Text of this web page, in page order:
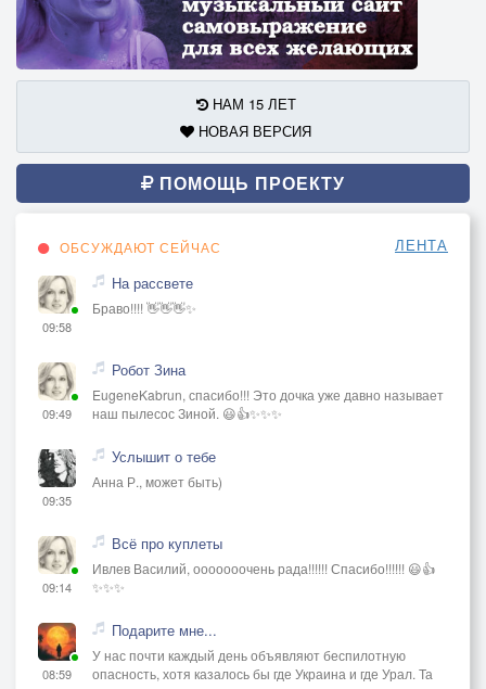
НАМ 15 ЛЕТ
НОВАЯ ВЕРСИЯ
ПОМОЩЬ ПРОЕКТУ
ОБСУЖДАЮТ СЕЙЧАС ЛЕНТА
09:58
На рассвете
Браво!!!! 👋👋👋✨
09:49
Робот Зина
EugeneKabrun, спасибо!!! Это дочка уже давно называет
наш пылесос Зиной. 😃👍✨✨✨
09:35
Услышит о тебе
Анна Р., может быть)
09:14
Всё про куплеты
Ивлев Василий, ооооооочень рада!!!!!! Спасибо!!!!!! 😃👍
✨✨✨
08:59
Подарите мне...
У нас почти каждый день объявляют беспилотную
опасность, хотя казалось бы где Украина и где Урал. Та